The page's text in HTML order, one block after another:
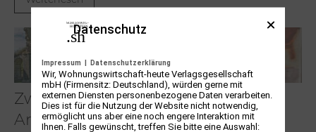
Zwischen
Armutsideal und
Dieter Pape. Ein
Leben für die
Datenschutz
Impressum | Datenschutzerklärung
Wir, Wohnungswirtschaft-heute Verlagsgesellschaft
mbH (Firmensitz: Deutschland), würden gerne mit
externen Diensten personenbezogene Daten verarbeiten.
Dies ist für die Nutzung der Website nicht notwendig,
ermöglicht uns aber eine noch engere Interaktion mit
Ihnen. Falls gewünscht, treffen Sie bitte eine Auswahl: